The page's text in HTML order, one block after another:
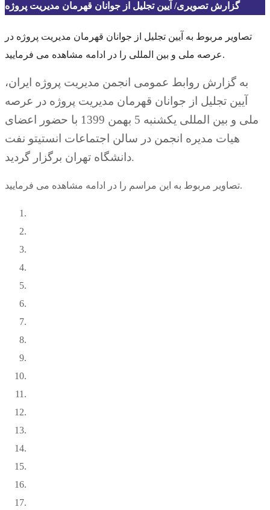
گزارش تصویری/ آیین تجلیل از جوانان قهرمان مدیریت پروژه
تصاویر مربوط به آیین تجلیل از جوانان قهرمان مدیریت پروژه در
عرصه ملی و بین المللی را در ادامه مشاهده می فرمایید.
به گزارش روابط عمومی انجمن مدیریت پروژه ایران،
آیین تجلیل از جوانان قهرمان مدیریت پروژه در عرصه
ملی و بین المللی یکشنبه 5 بهمن 1399 با حضور اعضای
هیات مدیره انجمن در سالن اجتماعات انستیتو نفت
دانشگاه تهران برگزار گردید.
تصاویر مربوط به این مراسم را در ادامه مشاهده می فرمایید.